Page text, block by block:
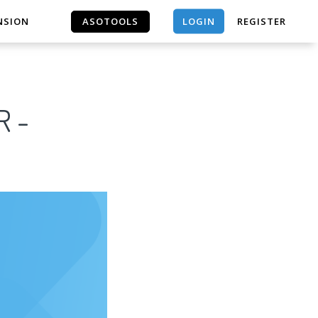
ASOTOOLS LOGIN REGISTER
-